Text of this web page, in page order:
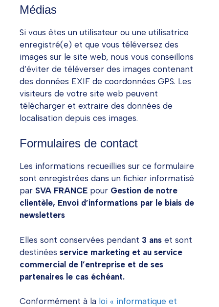
Médias
Si vous êtes un utilisateur ou une utilisatrice
enregistré(e) et que vous téléversez des
images sur le site web, nous vous conseillons
d’éviter de téléverser des images contenant
des données EXIF de coordonnées GPS. Les
visiteurs de votre site web peuvent
télécharger et extraire des données de
localisation depuis ces images.
Formulaires de contact
Les informations recueillies sur ce formulaire
sont enregistrées dans un fichier informatisé
par SVA FRANCE pour Gestion de notre
clientèle, Envoi d’informations par le biais de
newsletters
Elles sont conservées pendant 3 ans et sont
destinées service marketing et au service
commercial de l’entreprise et de ses
partenaires le cas échéant.
Conformément à la loi « informatique et